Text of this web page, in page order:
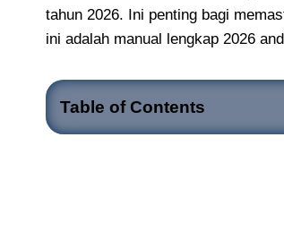
tahun 2026. Ini penting bagi
ini adalah manual lengkap 2026
Table of Contents